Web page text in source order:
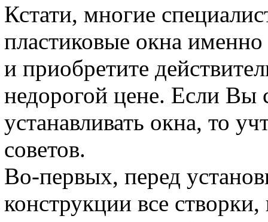
Кстати, многие
пластиковые окна именно
и приобретите
недорогой цене. Если Вы
устанавливать окна, то
советов.
Во-первых, перед
конструкции все